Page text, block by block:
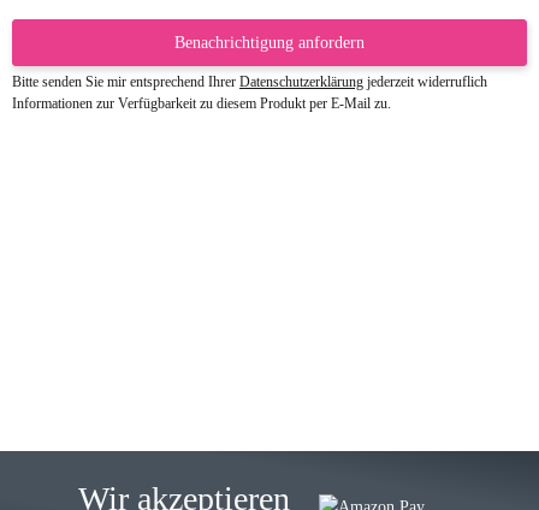
Benachrichtigung anfordern
Bitte senden Sie mir entsprechend Ihrer Datenschutzerklärung jederzeit widerruflich
Informationen zur Verfügbarkeit zu diesem Produkt per E-Mail zu.
Wir akzeptieren